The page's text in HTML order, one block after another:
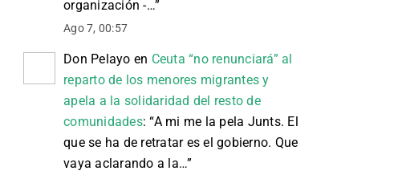
organización -…”
Ago 7, 00:57
Don Pelayo en Ceuta “no renunciará” al
reparto de los menores migrantes y
apela a la solidaridad del resto de
comunidades: “A mi me la pela Junts. El
que se ha de retratar es el gobierno. Que
vaya aclarando a la…”